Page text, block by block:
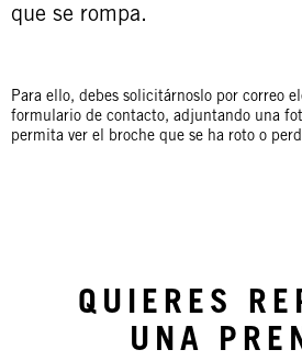
que se rompa.
Para ello, debes solicitárnoslo por correo
formulario de contacto, adjuntando una
permita ver el broche que se ha roto o
QUIERES
UNA